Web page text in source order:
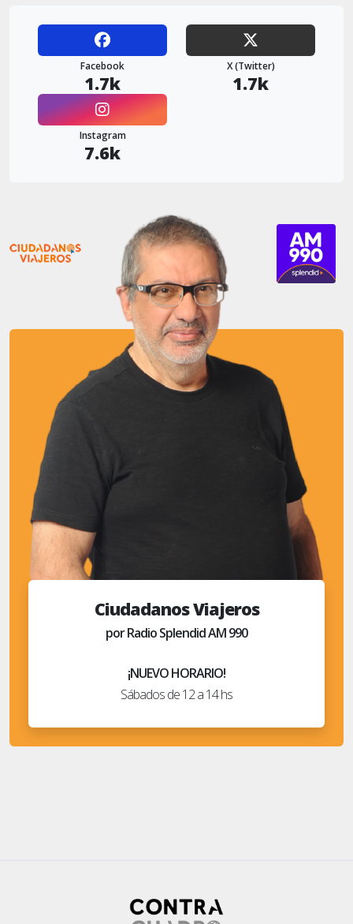
Facebook
1.7k
X (Twitter)
1.7k
Instagram
7.6k
Ciudadanos Viajeros
por Radio Splendid AM 990
¡NUEVO HORARIO!
Sábados de 12 a 14 hs